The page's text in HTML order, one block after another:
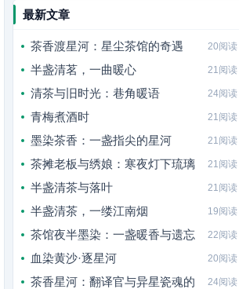
最新文章
茶香渡星河：星尘茶馆的奇遇 20阅读
半盏清茗，一曲暖心 21阅读
清茶与旧时光：巷角暖语 24阅读
青梅煮酒时 21阅读
墨染茶香：一盏指尖的星河 21阅读
茶摊老板与绣娘：寒夜灯下琉璃 21阅读
半盏清茶与落叶 21阅读
半盏清茶，一缕江南烟 19阅读
茶馆夜半墨染：一盏暖香与遗忘 22阅读
血染黄沙·逐星河 20阅读
茶香星河：翻译官与异星瓷魂的 24阅读